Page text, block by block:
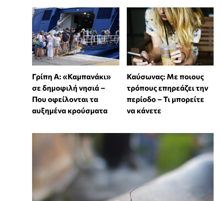
Γρίπη Α: «Καμπανάκι»
σε δημοφιλή νησιά –
Που οφείλονται τα
αυξημένα κρούσματα
Καύσωνας: Με ποιους
τρόπους επηρεάζει την
περίοδο – Τι μπορείτε
να κάνετε